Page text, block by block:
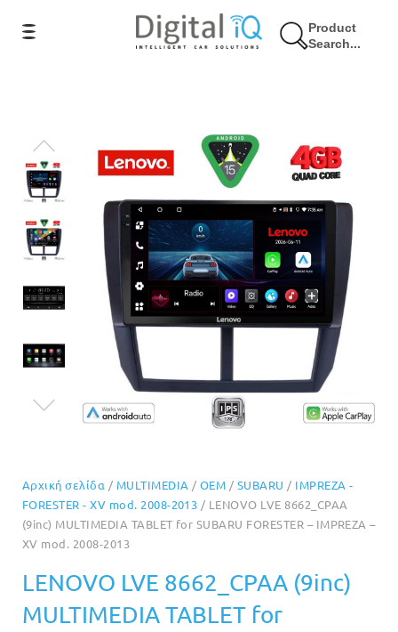
Product
Search...
9% Έκπτωση
Αρχική σελίδα / MULTIMEDIA / OEM / SUBARU / IMPREZA -
FORESTER - XV mod. 2008-2013 / LENOVO LVE 8662_CPAA
(9inc) MULTIMEDIA TABLET for SUBARU FORESTER – IMPREZA –
XV mod. 2008-2013
LENOVO LVE 8662_CPAA (9inc)
MULTIMEDIA TABLET for